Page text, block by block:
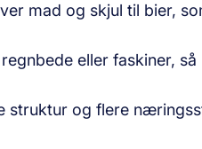
mad og skjul til bier,
eller faskiner, så
struktur og flere